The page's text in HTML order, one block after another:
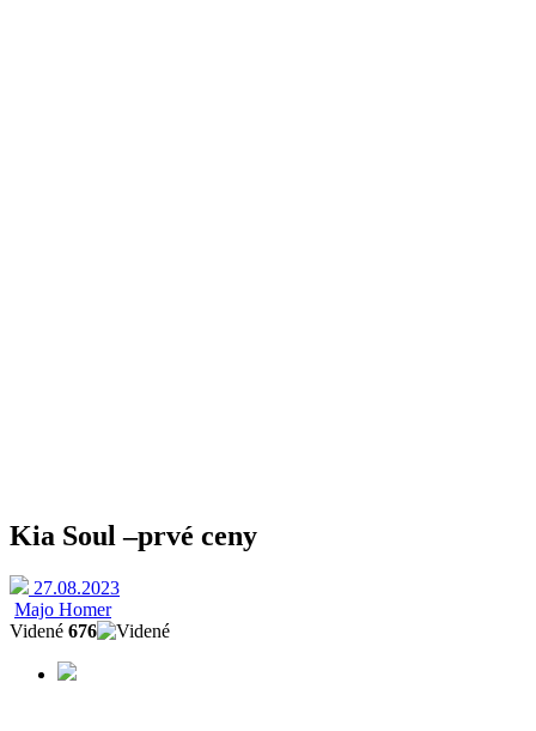
Kia Soul –prvé ceny
27.08.2023
Majo Homer
Videné 676